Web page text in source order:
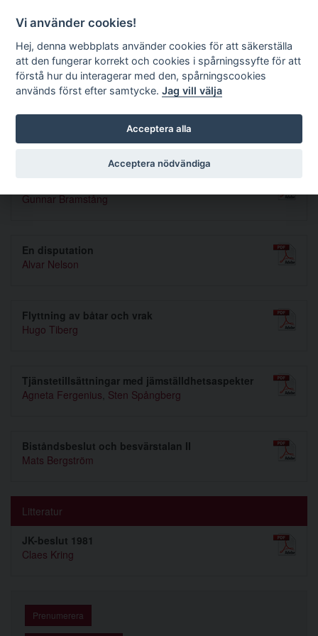
Förvaltningsrättslig tidskrift
Sök
Nummer 1983 1-2
Gunnar Bramstång
En disputation
Alvar Nelson
Flyttning av båtar och vrak
Hugo Tiberg
Tjänstetillsättningar med jämställdhetsaspekter
Agneta Fergenius, Sten Spångberg
Biståndsbeslut och besvärstalan II
Mats Bergström
Litteratur
JK-beslut 1981
Claes Kring
Prenumerera
Vi använder cookies!
Hej, denna webbplats använder cookies för att säkerställa
att den fungerar korrekt och cookies i spårningssyfte för att
förstå hur du interagerar med den, spårningscookies
används först efter samtycke.Jag vill välja
Acceptera alla
Acceptera nödvändiga